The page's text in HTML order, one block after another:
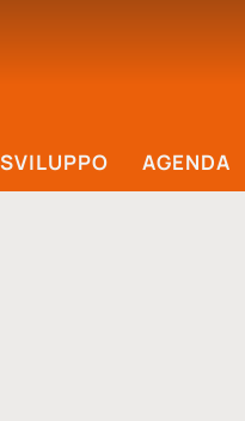
AGENDA